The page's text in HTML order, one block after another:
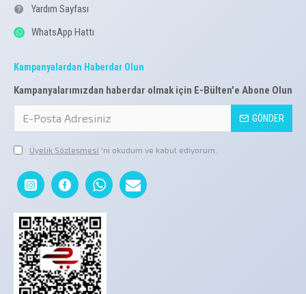
Yardım Sayfası
WhatsApp Hattı
Kampanyalardan Haberdar Olun
Kampanyalarımızdan haberdar olmak için E-Bülten'e Abone Olun
GÖNDER
Üyelik Sözleşmesi 'ni okudum ve kabul ediyorum.